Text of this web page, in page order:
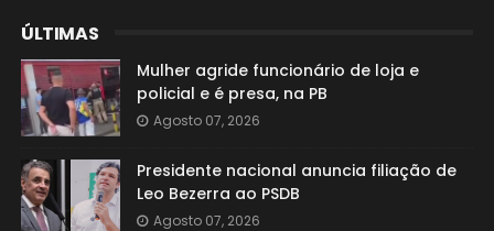
ÚLTIMAS
Mulher agride funcionário de loja e
policial e é presa, na PB
Agosto 07, 2026
Presidente nacional anuncia filiação de
Leo Bezerra ao PSDB
Agosto 07, 2026